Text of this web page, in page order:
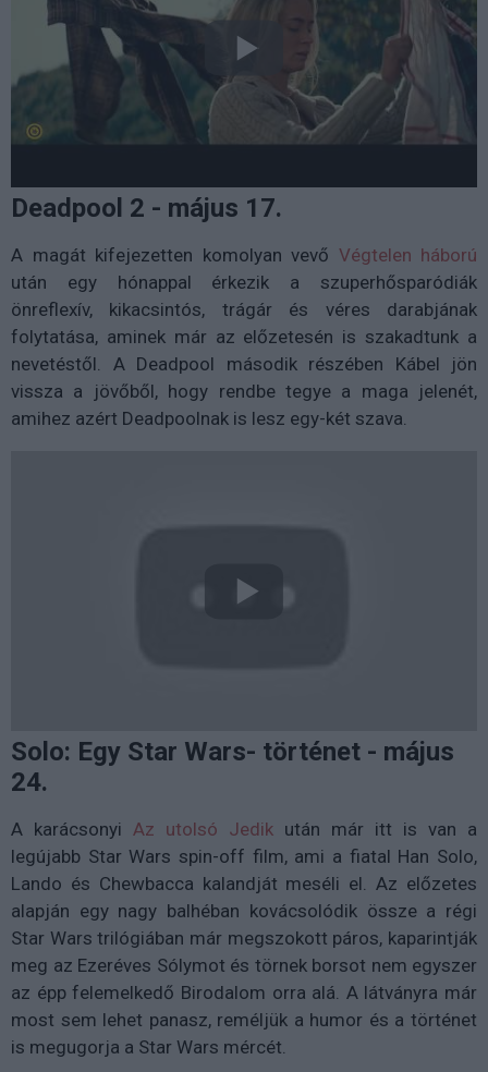
Deadpool 2 - május 17.
A magát kifejezetten komolyan vevő Végtelen háború
után egy hónappal érkezik a szuperhősparódiák
önreflexív, kikacsintós, trágár és véres darabjának
folytatása, aminek már az előzetesén is szakadtunk a
nevetéstől. A Deadpool második részében Kábel jön
vissza a jövőből, hogy rendbe tegye a maga jelenét,
amihez azért Deadpoolnak is lesz egy-két szava.
Solo: Egy Star Wars- történet - május
24.
A karácsonyi Az utolsó Jedik után már itt is van a
legújabb Star Wars spin-off film, ami a fiatal Han Solo,
Lando és Chewbacca kalandját meséli el. Az előzetes
alapján egy nagy balhéban kovácsolódik össze a régi
Star Wars trilógiában már megszokott páros, kaparintják
meg az Ezeréves Sólymot és törnek borsot nem egyszer
az épp felemelkedő Birodalom orra alá. A látványra már
most sem lehet panasz, reméljük a humor és a történet
is megugorja a Star Wars mércét.